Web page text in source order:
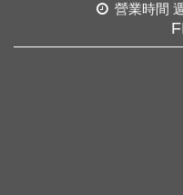
營業時間